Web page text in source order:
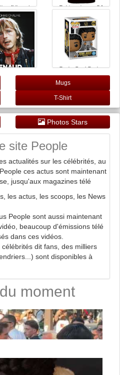
JUL and
Men's
Crew Neck
Sleeve T-
Shirt M
T-shirt noir avec DJ
Funko Pop! Rocks:
Michael Jackson -
Rock with You -
Pailleté - Figurine en
Idée de Cadeau -
Produits Officiels -
Mugs
T-Shirt
Photos Stars
site People
actualités sur les célébrités, au
ces actus sont maintenant
jusqu'aux magazines télé
les actus, les scoops, les News
People sont aussi maintenant
beaucoup d'émissions télé
dans ces vidéos.
célébrités dit fans, des milliers
sont disponibles à
moment